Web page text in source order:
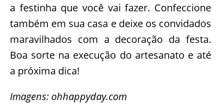
a festinha que você vai fazer. Confeccione
também em sua casa e deixe os convidados
maravilhados com a decoração da festa.
Boa sorte na execução do artesanato e até
a próxima dica!
Imagens: ohhappyday.com